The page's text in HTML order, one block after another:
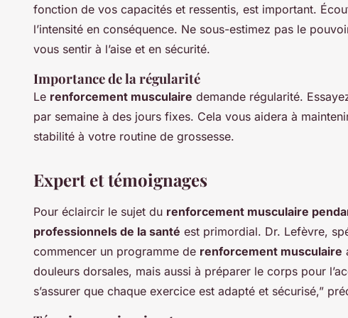
fonction de vos capacités et ressentis, est important.
l’intensité en conséquence. Ne sous-estimez pas le
vous sentir à l’aise et en sécurité.
Importance de la régularité
Le renforcement musculaire demande régularité.
par semaine à des jours fixes. Cela vous aidera à
stabilité à votre routine de grossesse.
Expert et témoignages
Pour éclaircir le sujet du renforcement musculaire
professionnels de la santé est primordial. Dr. Lefèvre,
commencer un programme de renforcement musculaire
douleurs dorsales, mais aussi à préparer le corps pour
s’assurer que chaque exercice est adapté et sécurisé,”